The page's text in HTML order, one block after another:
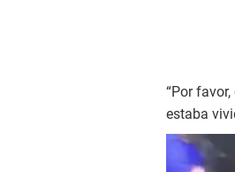
“Por
estaba